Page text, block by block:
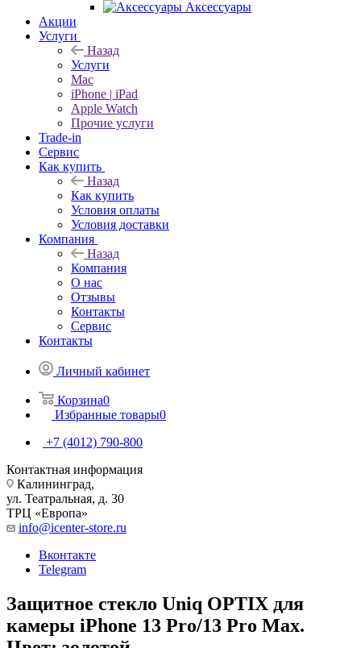
Аксессуары
Акции
Услуги
Назад
Услуги
Mac
iPhone | iPad
Apple Watch
Прочие услуги
Trade-in
Сервис
Как купить
Назад
Как купить
Условия оплаты
Условия доставки
Компания
Назад
Компания
О нас
Отзывы
Контакты
Сервис
Контакты
Личный кабинет
Корзина0
Избранные товары0
+7 (4012) 790-800
Контактная информация
Калининград,
ул. Театральная, д. 30
ТРЦ «Европа»
info@icenter-store.ru
Вконтакте
Telegram
Защитное стекло Uniq OPTIX для
камеры iPhone 13 Pro/13 Pro Max.